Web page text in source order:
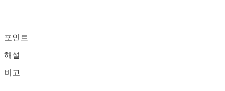
포인트
해설
비고